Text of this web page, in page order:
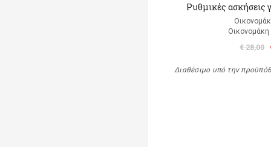
Ρυθμικές ασκήσεις
€ 28,00
Διαθέσιμο υπό την